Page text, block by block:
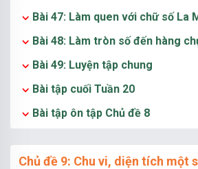
Bài 47: Làm quen với chữ số La
Bài 48: Làm tròn số đến hàng
Bài 49: Luyện tập chung
Bài tập cuối Tuần 20
Bài tập ôn tập Chủ đề 8
Chủ đề 9: Chu vi, diện tích một